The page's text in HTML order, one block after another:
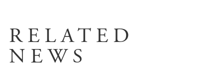
RELATED
NEWS